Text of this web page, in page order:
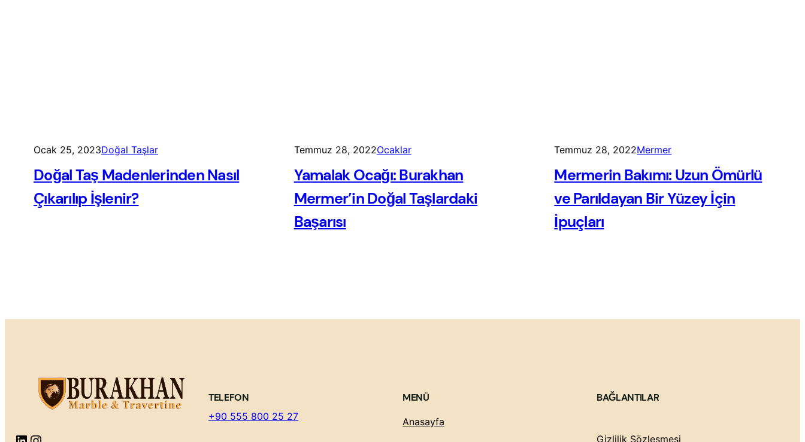
Ocak 25, 2023Doğal Taşlar
Doğal Taş Madenlerinden Nasıl
Çıkarılıp İşlenir?
Temmuz 28, 2022Ocaklar
Yamalak Ocağı: Burakhan
Mermer’in Doğal Taşlardaki
Başarısı
Temmuz 28, 2022Mermer
Mermerin Bakımı: Uzun Ömürlü
ve Parıldayan Bir Yüzey İçin
İpuçları
TELEFON
+90 555 800 25 27
MENÜ
Anasayfa
BAĞLANTILAR
Gizlilik Sözleşmesi